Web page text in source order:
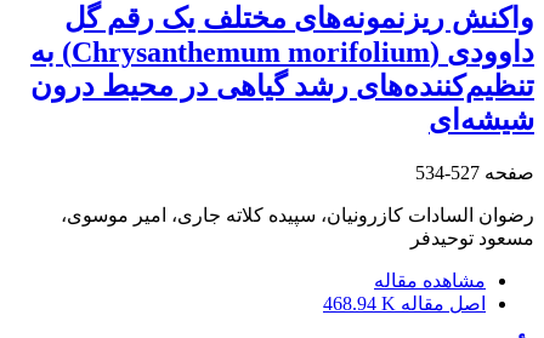
واکنش ریزنمونه‌های مختلف یک رقم گل
داوودی (Chrysanthemum morifolium) به
تنظیم‌کننده‌های رشد گیاهی در محیط درون
شیشه‌ای
صفحه 527-534
رضوان السادات کازرونیان، سپیده کلاته جاری، امیر موسوی،
مسعود توحیدفر
مشاهده مقاله
اصل مقاله 468.94 K